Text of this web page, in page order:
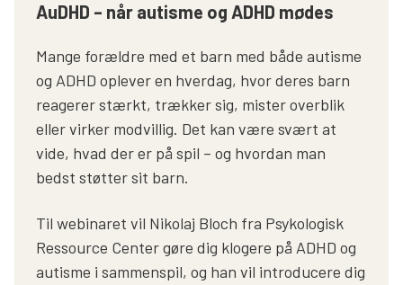
AuDHD – når autisme og ADHD mødes
Mange forældre med et barn med både autisme
og ADHD oplever en hverdag, hvor deres barn
reagerer stærkt, trækker sig, mister overblik
eller virker modvillig. Det kan være svært at
vide, hvad der er på spil – og hvordan man
bedst støtter sit barn.
Til webinaret vil Nikolaj Bloch fra Psykologisk
Ressource Center gøre dig klogere på ADHD og
autisme i sammenspil, og han vil introducere dig